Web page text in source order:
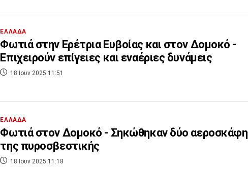
ΕΛΛΑΔΑ
Φωτιά στην Ερέτρια Ευβοίας και στον Δομοκό -
Επιχειρούν επίγειες και εναέριες δυνάμεις
18 Ιουν 2025 11:51
ΕΛΛΑΔΑ
Φωτιά στον Δομοκό - Σηκώθηκαν δύο αεροσκάφη
της πυροσβεστικής
18 Ιουν 2025 11:18